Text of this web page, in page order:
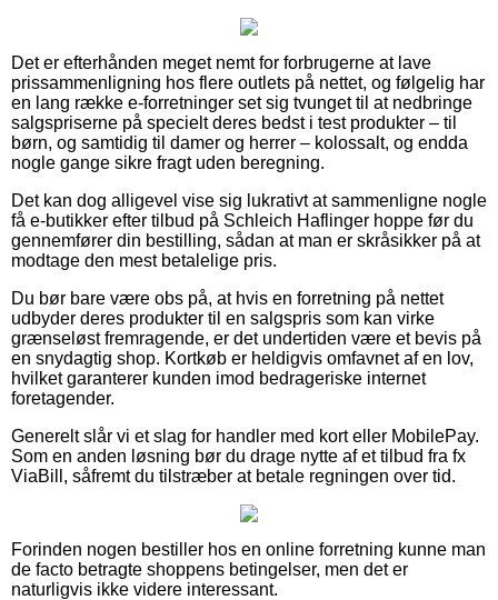
Det er efterhånden meget nemt for forbrugerne at lave
prissammenligning hos flere outlets på nettet, og følgelig har
en lang række e-forretninger set sig tvunget til at nedbringe
salgspriserne på specielt deres bedst i test produkter – til
børn, og samtidig til damer og herrer – kolossalt, og endda
nogle gange sikre fragt uden beregning.
Det kan dog alligevel vise sig lukrativt at sammenligne nogle
få e-butikker efter tilbud på Schleich Haflinger hoppe før du
gennemfører din bestilling, sådan at man er skråsikker på at
modtage den mest betalelige pris.
Du bør bare være obs på, at hvis en forretning på nettet
udbyder deres produkter til en salgspris som kan virke
grænseløst fremragende, er det undertiden være et bevis på
en snydagtig shop. Kortkøb er heldigvis omfavnet af en lov,
hvilket garanterer kunden imod bedrageriske internet
foretagender.
Generelt slår vi et slag for handler med kort eller MobilePay.
Som en anden løsning bør du drage nytte af et tilbud fra fx
ViaBill, såfremt du tilstræber at betale regningen over tid.
Forinden nogen bestiller hos en online forretning kunne man
de facto betragte shoppens betingelser, men det er
naturligvis ikke videre interessant.